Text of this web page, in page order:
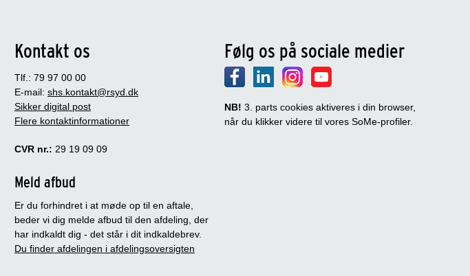
Kontakt os
Tlf.: 79 97 00 00
E-mail: shs.kontakt@rsyd.dk
Sikker digital post
Flere kontaktinformationer
CVR nr.: 29 19 09 09
Meld afbud
Er du forhindret i at møde op til en aftale,
beder vi dig melde afbud til den afdeling, der
har indkaldt dig - det står i dit indkaldebrev.
Du finder afdelingen i afdelingsoversigten
Følg os på sociale medier
NB! 3. parts cookies aktiveres i din browser,
når du klikker videre til vores SoMe-profiler.